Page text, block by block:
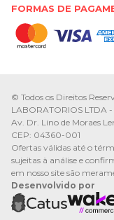
FORMAS DE
© Todos os Direitos
LABORATORIOS LTDA
Av. Dr. Lino de Moraes
CEP: 04360-001
Ofertas válidas até o
sujeitas à análise e
em nosso site são
Desenvolvido por